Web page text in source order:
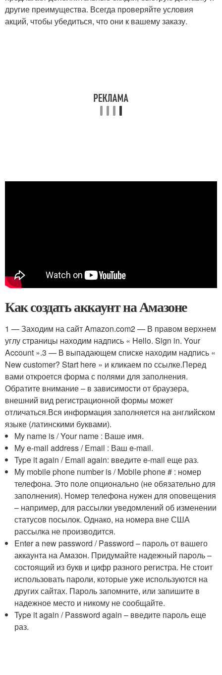
другие преимущества. Всегда проверяйте условия
акций, чтобы убедиться, что они к вашему заказу.
Как создать аккаунт на Амазоне
1 — Заходим на сайт Amazon.com2 — В правом верхнем
углу страницы находим надпись « Hello. Sign in. Your
Account ».3 — В выпадающем списке находим надпись «
New customer? Start here » и кликаем по ссылке.Перед
вами откроется форма с полями для заполнения.
Обратите внимание – в зависимости от браузера,
внешний вид регистрационной формы может
отличаться.Вся информация заполняется на английском
языке (латинскими буквами).
My name is / Your name : Ваше имя.
My e-mail address / Email : Ваш e-mail.
Type it again / Email again: введите e-mail еще раз.
My mobile phone number is / Mobile phone # : номер
телефона. Это поле опционально (не обязательно для
заполнения). Номер телефона нужен для оповещения
– например, для рассылки уведомлений об изменении
статусов посылок. Однако, на номера вне США
рассылка не производится.
Enter a new password / Password – пароль от вашего
аккаунта на Амазон. Придумайте надежный пароль –
состоящий из букв и цифр разного регистра. Не стоит
использовать пароли, которые уже используются на
других сайтах. Пароль запомните, или запишите в
надежное место и никому не сообщайте.
Type it again / Password again – введите пароль еще
раз.